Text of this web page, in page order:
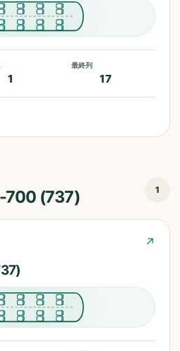
1
最終列
17
700 (737) 1
↗